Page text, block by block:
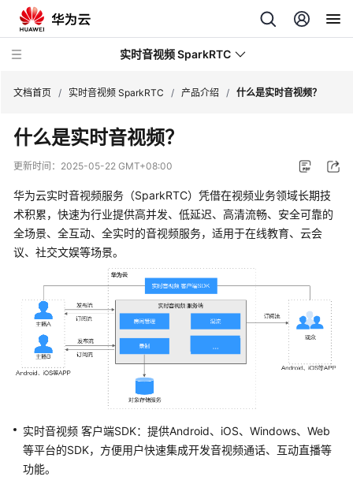
实时音视频 SparkRTC
最
新
态
服
务
产
品
介
绍
么
是
实
时
文档首页 / 实时音视频 SparkRTC / 产品介绍 / 什么是实时音视频？
什么是实时音视频？
更新时间： 2025-05-22 GMT+08:00
华为云实时音视频服务（SparkRTC）凭借在视频业务领域长期技
术积累，快速为行业提供高并发、低延迟、高清流畅、安全可靠的
全场景、全互动、全实时的音视频服务，适用于在线教育、云会
议、社交文娱等场景。
实时音视频 客户端SDK：提供Android、iOS、Windows、Web
等平台的SDK，方便用户快速集成开发音视频通话、互动直播等
功能。